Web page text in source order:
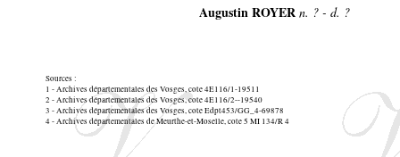
Augustin ROYER n. ? - d. ?
Sources :
1 - Archives départementales des Vosges, cote 4E116/1-19511
2 - Archives départementales des Vosges, cote 4E116/2--19540
3 - Archives départementales des Vosges, cote Edpt453/GG_4-69878
4 - Archives départementales de Meurthe-et-Moselle, cote 5 MI 134/R 4